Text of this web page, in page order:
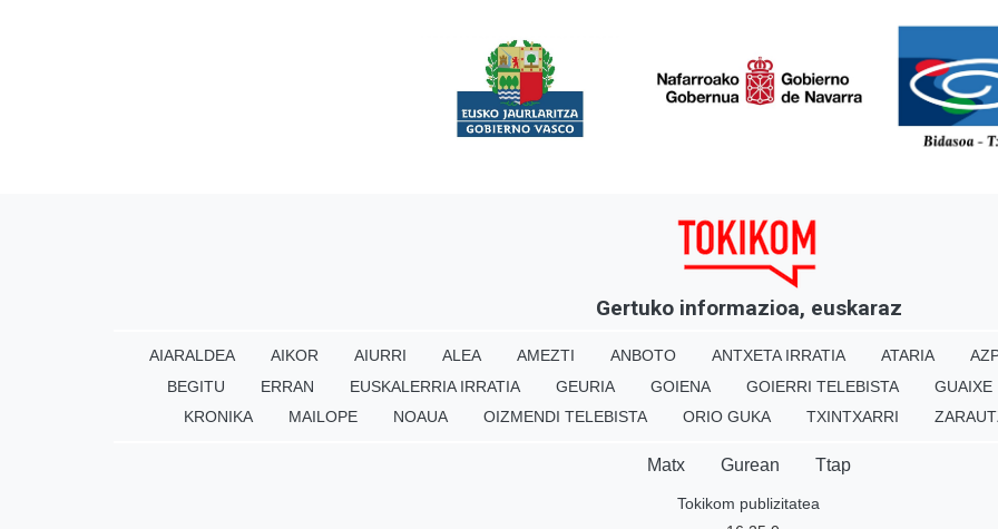
Gertuko informazioa, euskaraz
AIARALDEA AIKOR AIURRI ALEA AMEZTI ANBOTO ANTXETA IRRATIA ATARIA
BEGITU
ERRAN EUSKALERRIA IRRATIA GEURIA GOIENA GOIERRI TELEBISTA
GUAIXE
KRONIKA
MAILOPE NOAUA OIZMENDI TELEBISTA ORIO GUKA TXINTXARRI
Matx Gurean Ttap
Tokikom publizitatea